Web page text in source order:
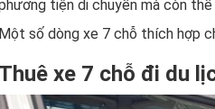
tiện di chuyển mà còn thể
Một số dòng xe 7 chỗ thích hợp
Thuê xe 7 chỗ đi du